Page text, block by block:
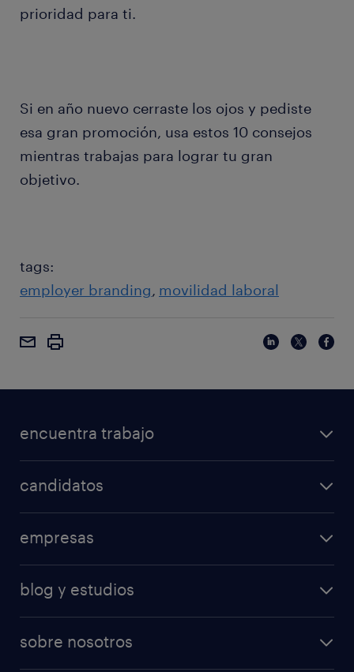
prioridad para ti.
Si en año nuevo cerraste los ojos y pediste
esa gran promoción, usa estos 10 consejos
mientras trabajas para lograr tu gran
objetivo.
tags:
employer branding movilidad laboral
encuentra trabajo
candidatos
empresas
blog y estudios
sobre nosotros